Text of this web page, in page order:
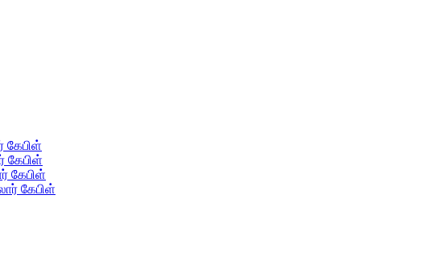
கேபிள்
கேபிள்
கேபிள்
கேபிள்